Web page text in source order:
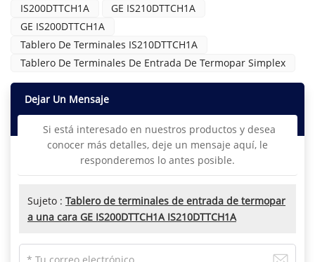
IS200DTTCH1A
GE IS210DTTCH1A
GE IS200DTTCH1A
Tablero De Terminales IS210DTTCH1A
Tablero De Terminales De Entrada De Termopar Simplex
Dejar Un Mensaje
Si está interesado en nuestros productos y desea
conocer más detalles, deje un mensaje aquí, le
responderemos lo antes posible.
Sujeto : Tablero de terminales de entrada de termopar
a una cara GE IS200DTTCH1A IS210DTTCH1A